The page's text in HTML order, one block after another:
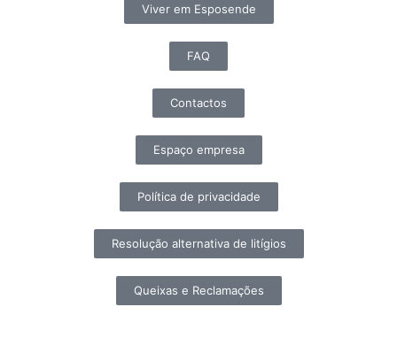
Viver em Esposende
FAQ
Contactos
Espaço empresa
Política de privacidade
Resolução alternativa de litígios
Queixas e Reclamações